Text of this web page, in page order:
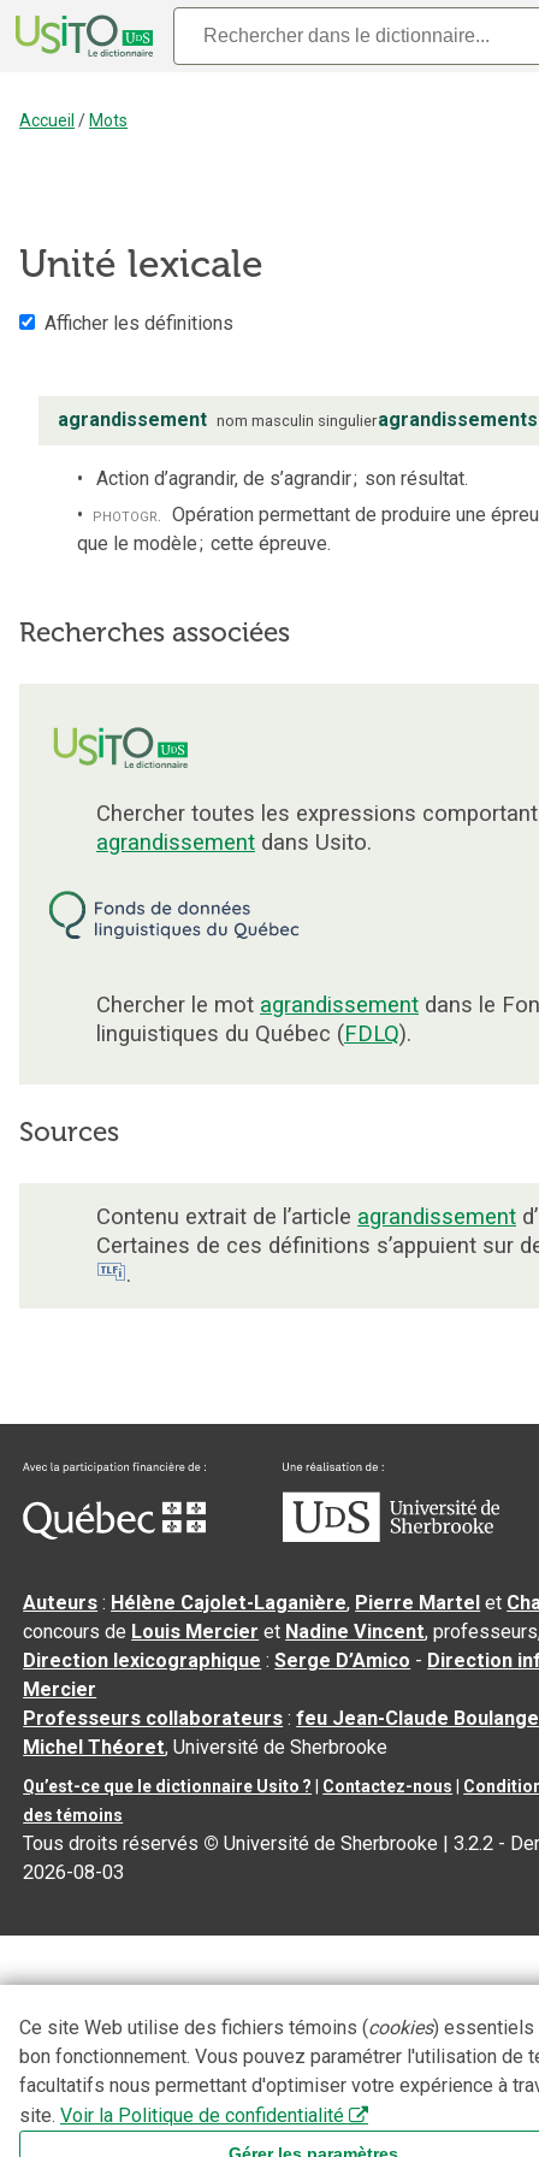
Accueil / Mots
Unité lexicale
Afficher les définitions
agrandissement nom masculin singulieragrandissements
Action d’agrandir, de s’agrandir; son résultat.
photogr. Opération permettant de produire une
que le modèle; cette épreuve.
Recherches associées
Chercher toutes les expressions
agrandissement dans Usito.
Chercher le mot agrandissement dans le
linguistiques du Québec (FDLQ).
Sources
Contenu extrait de l’article agrandissement
Certaines de ces définitions s’appuient sur
.
Auteurs : Hélène Cajolet-Laganière, Pierre Martel et
concours de Louis Mercier et Nadine Vincent,
Direction lexicographique :Serge D’Amico - Direction
Mercier
Professeurs collaborateurs :feu Jean-Claude
Michel Théoret, Université de Sherbrooke
Qu’est-ce que le dictionnaire Usito ? Contactez-nous
des témoins
Tous droits réservés © Université de Sherbrooke |3.2.2 -
2026-08-03
Ce site Web utilise des fichiers témoins (cookies) essentiels
bon fonctionnement. Vous pouvez paramétrer l'utilisation de
facultatifs nous permettant d'optimiser votre expérience à
site. Voir la Politique de confidentialité